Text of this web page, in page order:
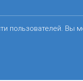
пользователей. Вы